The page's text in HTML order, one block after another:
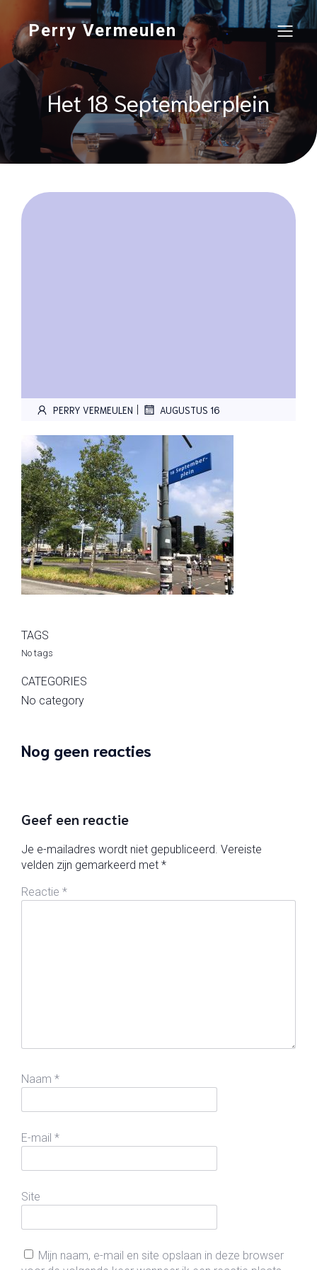
Perry Vermeulen
Het 18 Septemberplein
PERRY VERMEULEN | AUGUSTUS 16
TAGS
No tags
CATEGORIES
No category
Nog geen reacties
Geef een reactie
Je e-mailadres wordt niet gepubliceerd. Vereiste
velden zijn gemarkeerd met *
Reactie *
Naam *
E-mail *
Site
Mijn naam, e-mail en site opslaan in deze browser